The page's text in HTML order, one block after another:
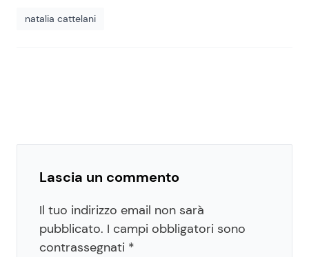
natalia cattelani
Lascia un commento
Il tuo indirizzo email non sarà
pubblicato. I campi obbligatori sono
contrassegnati *